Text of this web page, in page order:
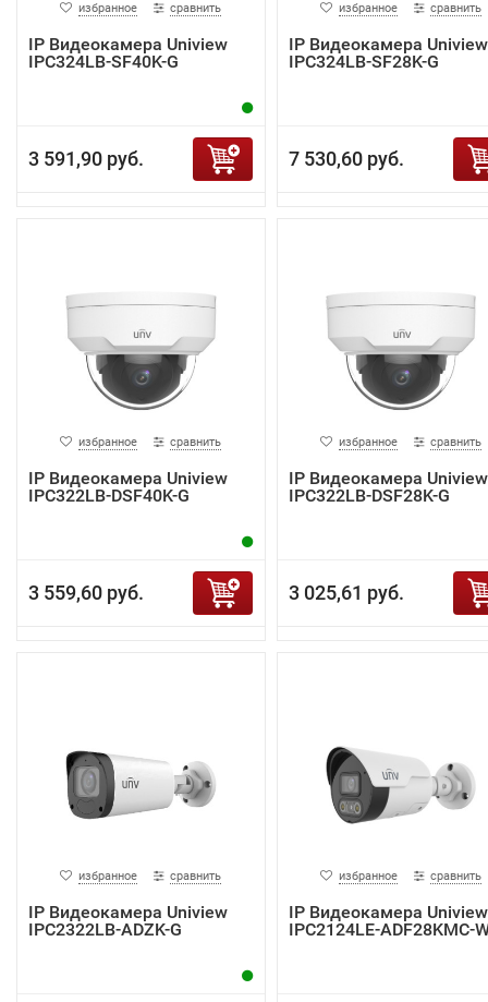
избранное сравнить
IP Видеокамера Uniview
IPC324LB-SF40K-G
3 591,90 руб.
избранное сравнить
IP Видеокамера Uniview
IPC324LB-SF28K-G
7 530,60 руб.
избранное сравнить
IP Видеокамера Uniview
IPC322LB-DSF40K-G
3 559,60 руб.
избранное сравнить
IP Видеокамера Uniview
IPC322LB-DSF28K-G
3 025,61 руб.
избранное сравнить
IP Видеокамера Uniview
IPC2322LB-ADZK-G
избранное сравнить
IP Видеокамера Uniview
IPC2124LE-ADF28KMC-